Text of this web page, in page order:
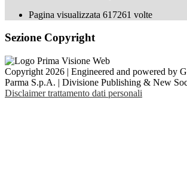
Pagina visualizzata 617261 volte
Sezione Copyright
Copyright 2026 | Engineered and powered by
Parma S.p.A. | Divisione Publishing & New
Disclaimer trattamento dati personali